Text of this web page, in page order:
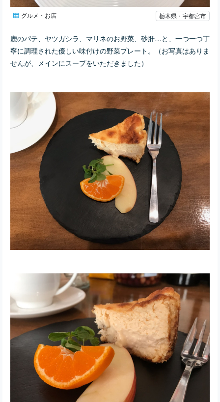
グルメ・お店 栃木県・宇都宮市
鹿のパテ、ヤツガシラ、マリネのお野菜、砂肝…と、一つ一つ丁
寧に調理された優しい味付けの野菜プレート。（お写真はありま
せんが、メインにスープをいただきました）